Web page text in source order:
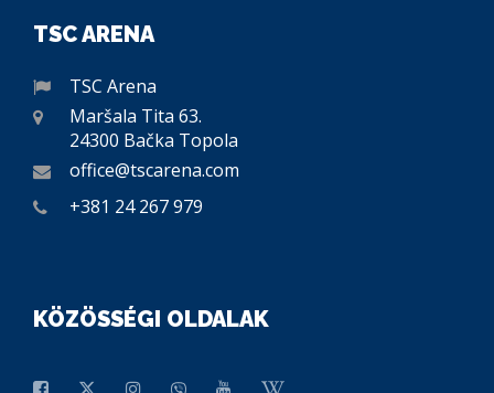
TSC ARENA
TSC Arena
Maršala Tita 63.
24300 Bačka Topola
office@tscarena.com
+381 24 267 979
KÖZÖSSÉGI OLDALAK